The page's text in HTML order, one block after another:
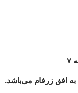
افق زرفام می‌باشد.